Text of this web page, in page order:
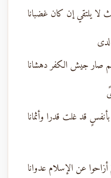
لا يلتقي إن كان غضبانا
صار جيش الكفر دهشانا
بأنفسٍ قد غلت قدرا وأثمانا
أزاحوا عن الإسلام عدوانا